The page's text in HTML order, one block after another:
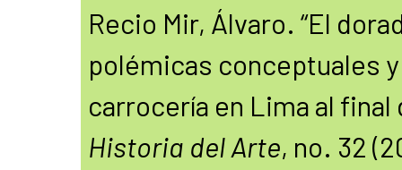
Recio Mir, Álvaro. “El
polémicas conceptuales
carrocería en Lima al final
Historia del Arte, no. 32